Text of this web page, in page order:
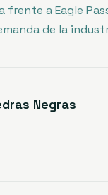
a Eagle
de la
Negras